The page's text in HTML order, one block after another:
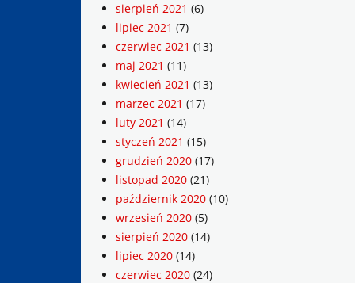
sierpień 2021 (6)
lipiec 2021 (7)
czerwiec 2021 (13)
maj 2021 (11)
kwiecień 2021 (13)
marzec 2021 (17)
luty 2021 (14)
styczeń 2021 (15)
grudzień 2020 (17)
listopad 2020 (21)
październik 2020 (10)
wrzesień 2020 (5)
sierpień 2020 (14)
lipiec 2020 (14)
czerwiec 2020 (24)